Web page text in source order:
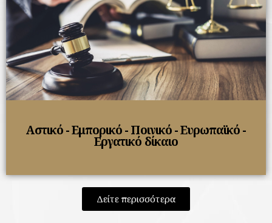
Αστικό - Εμπορικό - Ποινικό - Ευρωπαϊκό -
Εργατικό δίκαιο​
Δείτε περισσότερα